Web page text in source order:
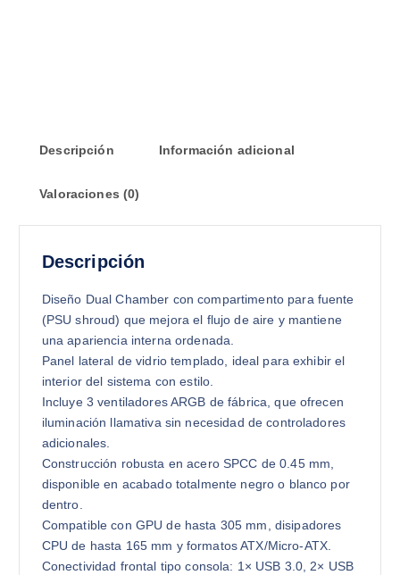
Descripción Información adicional
Valoraciones (0)
Descripción
Diseño Dual Chamber con compartimento para fuente
(PSU shroud) que mejora el flujo de aire y mantiene
una apariencia interna ordenada.
Panel lateral de vidrio templado, ideal para exhibir el
interior del sistema con estilo.
Incluye 3 ventiladores ARGB de fábrica, que ofrecen
iluminación llamativa sin necesidad de controladores
adicionales.
Construcción robusta en acero SPCC de 0.45 mm,
disponible en acabado totalmente negro o blanco por
dentro.
Compatible con GPU de hasta 305 mm, disipadores
CPU de hasta 165 mm y formatos ATX/Micro-ATX.
Conectividad frontal tipo consola: 1× USB 3.0, 2× USB